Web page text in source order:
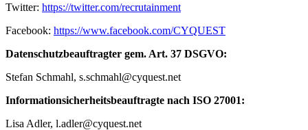
Twitter: https://twitter.com/recrutainment
Facebook: https://www.facebook.com/CYQUEST
Datenschutzbeauftragter gem. Art. 37 DSGVO:
Stefan Schmahl, s.schmahl@cyquest.net
Informationsicherheitsbeauftragte nach ISO 27001:
Lisa Adler, l.adler@cyquest.net